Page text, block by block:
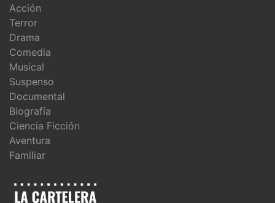
Acción
Terror
Drama
Comedia
Musical
Suspenso
Documental
Biografía
Ciencia Ficción
Aventura
Familiar